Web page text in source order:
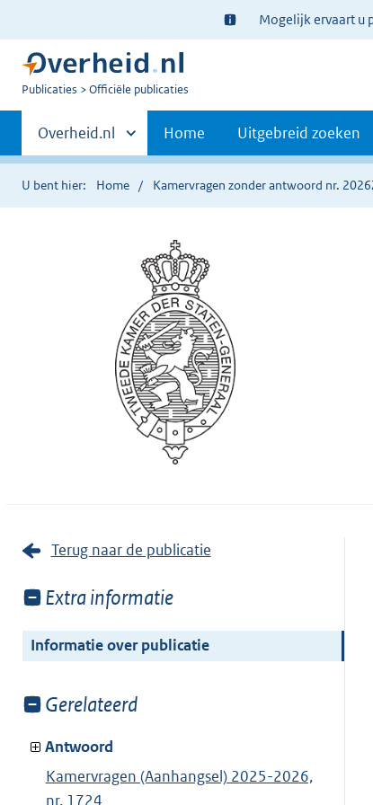
Ter
informatie:
Mogelijk ervaart u
U
Publicaties Officiële publicaties
Primaire
navigatie
Andere
sites
binnen
Overheid.nl Home Uitgebreid zoeken
U bent hier: Home Kamervragen zonder antwoord nr.
Terug naar de publicatie
Toon
van:
Extra informatie
Informatie over publicatie
Toon
van:
Gerelateerd
Antwoord
Kamervragen (Aanhangsel) 2025-2026,
nr. 1724